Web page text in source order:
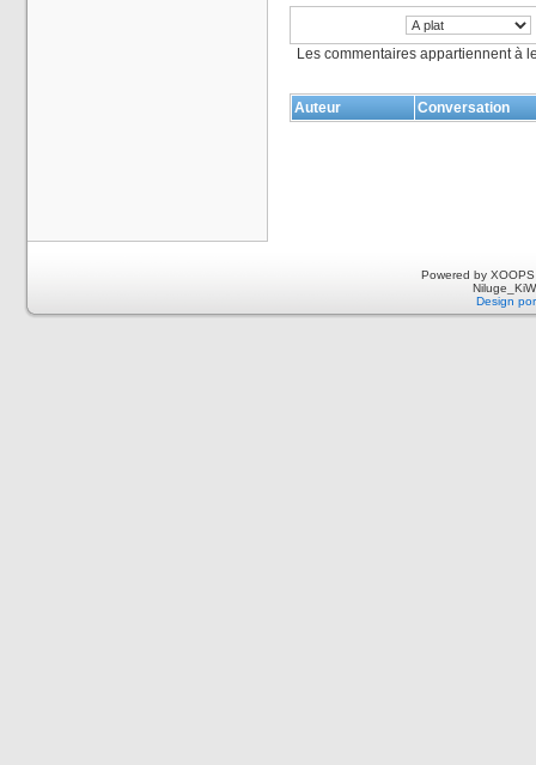
Les commentaires appartiennent à
Auteur Conversation
Powered by
Design